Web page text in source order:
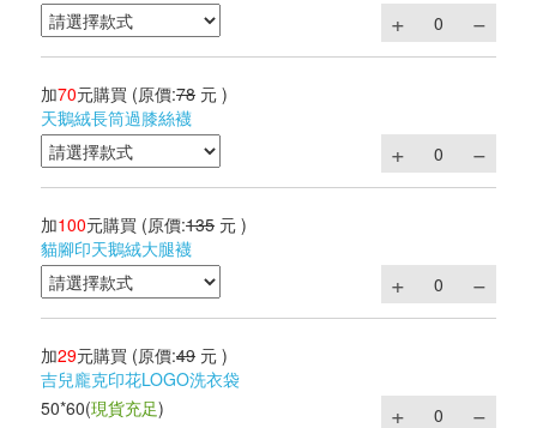
加70元購買 (原價:78 元 )
天鵝絨長筒過膝絲襪
加100元購買 (原價:135 元 )
貓腳印天鵝絨大腿襪
加29元購買 (原價:49 元 )
吉兒龐克印花LOGO洗衣袋
50*60(現貨充足)